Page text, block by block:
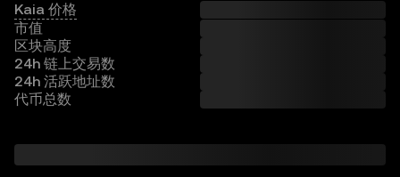
更多
Kaia 价格
市值
区块高度
24h 链上交易数
24h 活跃地址数
代币总数